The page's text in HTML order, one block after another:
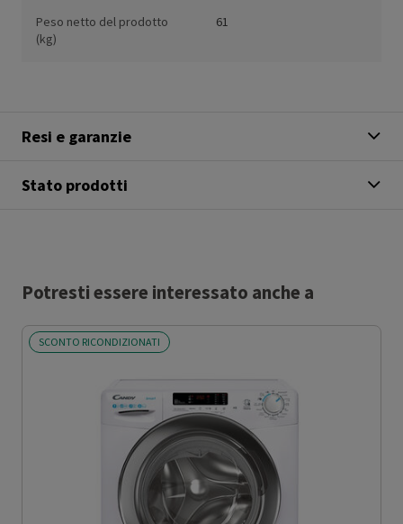
Peso netto del prodotto
(kg)
61
Resi e garanzie
Stato prodotti
Potresti essere interessato anche a
SCONTO RICONDIZIONATI